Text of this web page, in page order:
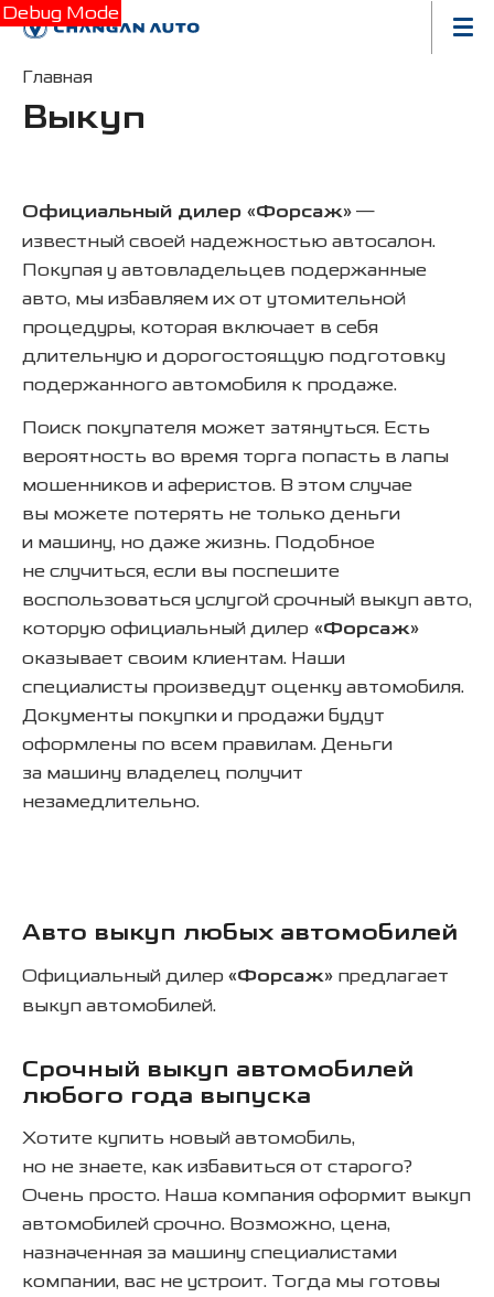
Debug Mode
Главная
Выкуп
Официальный дилер «Форсаж» —
известный своей надежностью автосалон.
Покупая у автовладельцев подержанные
авто, мы избавляем их от утомительной
процедуры, которая включает в себя
длительную и дорогостоящую подготовку
подержанного автомобиля к продаже.
Поиск покупателя может затянуться. Есть
вероятность во время торга попасть в лапы
мошенников и аферистов. В этом случае
вы можете потерять не только деньги
и машину, но даже жизнь. Подобное
не случиться, если вы поспешите
воспользоваться услугой срочный выкуп авто,
которую официальный дилер «Форсаж»
оказывает своим клиентам. Наши
специалисты произведут оценку автомобиля.
Документы покупки и продажи будут
оформлены по всем правилам. Деньги
за машину владелец получит
незамедлительно.
Авто выкуп любых автомобилей
Официальный дилер «Форсаж» предлагает
выкуп автомобилей.
Срочный выкуп автомобилей
любого года выпуска
Хотите купить новый автомобиль,
но не знаете, как избавиться от старого?
Очень просто. Наша компания оформит выкуп
автомобилей срочно. Возможно, цена,
назначенная за машину специалистами
компании, вас не устроит. Тогда мы готовы